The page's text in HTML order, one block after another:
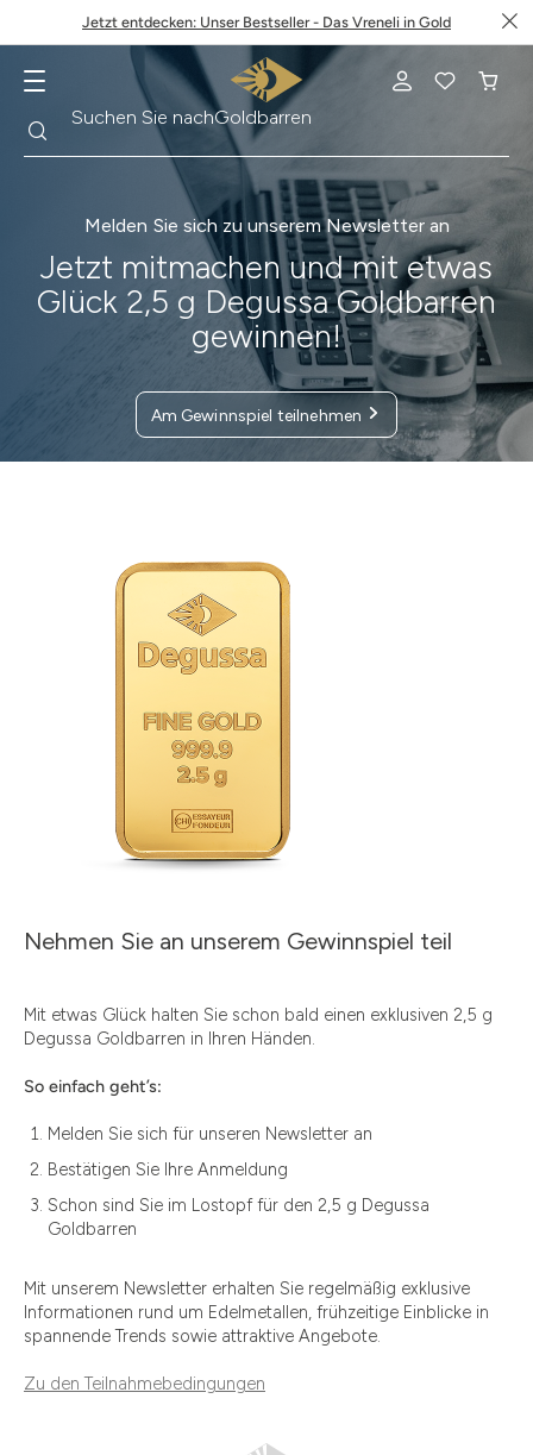
Jetzt entdecken: Unser Bestseller - Das Vreneli in Gold
Suchen Sie nachGoldbarren
Melden Sie sich zu unserem Newsletter an
Jetzt mitmachen und mit etwas
Glück 2,5 g Degussa Goldbarren
gewinnen!
Am Gewinnspiel teilnehmen
Nehmen Sie an unserem Gewinnspiel teil
Mit etwas Glück halten Sie schon bald einen exklusiven 2,5 g
Degussa Goldbarren in Ihren Händen.
So einfach geht’s:
Melden Sie sich für unseren Newsletter an
Bestätigen Sie Ihre Anmeldung
Schon sind Sie im Lostopf für den 2,5 g Degussa
Goldbarren
Mit unserem Newsletter erhalten Sie regelmäßig exklusive
Informationen rund um Edelmetallen, frühzeitige Einblicke in
spannende Trends sowie attraktive Angebote.
Zu den Teilnahmebedingungen